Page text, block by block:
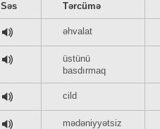
Səs Tərcümə
əhvalat
üstünü
basdırmaq
cild
mədəniyyətsiz